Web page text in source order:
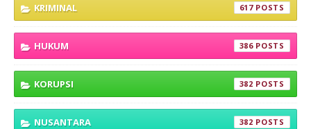
KRIMINAL 617
HUKUM 386
KORUPSI 382
NUSANTARA 382